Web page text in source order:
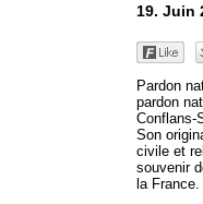
19. Juin
Pardon
pardon
Conflans-
Son
civile et
souvenir
la France.